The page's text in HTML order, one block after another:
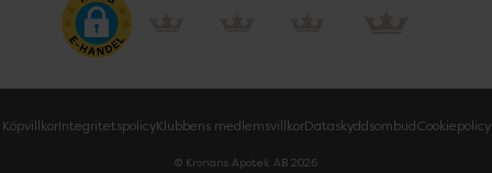
KöpvillkorIntegritetspolicyKlubbens medlemsvillkorDataskyddsombudCookiepolicy
© Kronans Apotek AB 2026